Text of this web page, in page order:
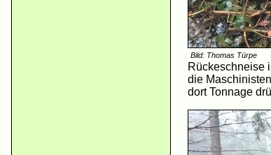
Bild: Thomas Türpe
Rückeschneise
die
dort Tonnage